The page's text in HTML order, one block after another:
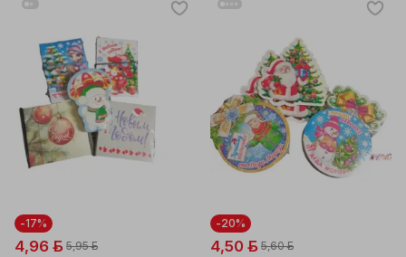
-17%
4,96 ƃ 5,95 ƃ
-20%
4,50 ƃ 5,60 ƃ